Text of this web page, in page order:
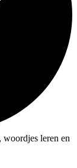
leren en